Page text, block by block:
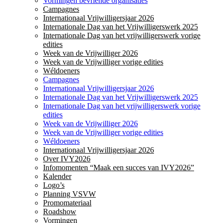
Campagnes
Internationaal Vrijwilligersjaar 2026
Internationale Dag van het Vrijwilligerswerk 2025
Internationale Dag van het vrijwilligerswerk vorige
edities
Week van de Vrijwilliger 2026
Week van de Vrijwilliger vorige edities
Wéldoeners
Campagnes
Internationaal Vrijwilligersjaar 2026
Internationale Dag van het Vrijwilligerswerk 2025
Internationale Dag van het vrijwilligerswerk vorige
edities
Week van de Vrijwilliger 2026
Week van de Vrijwilliger vorige edities
Wéldoeners
Internationaal Vrijwilligersjaar 2026
Over IVY2026
Infomomenten “Maak een succes van IVY2026”
Kalender
Logo’s
Planning VSVW
Promomateriaal
Roadshow
Vormingen